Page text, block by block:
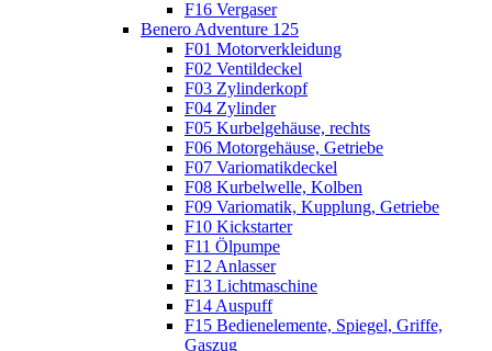
F16 Vergaser
Benero Adventure 125
F01 Motorverkleidung
F02 Ventildeckel
F03 Zylinderkopf
F04 Zylinder
F05 Kurbelgehäuse, rechts
F06 Motorgehäuse, Getriebe
F07 Variomatikdeckel
F08 Kurbelwelle, Kolben
F09 Variomatik, Kupplung, Getriebe
F10 Kickstarter
F11 Ölpumpe
F12 Anlasser
F13 Lichtmaschine
F14 Auspuff
F15 Bedienelemente, Spiegel, Griffe,
Gaszug